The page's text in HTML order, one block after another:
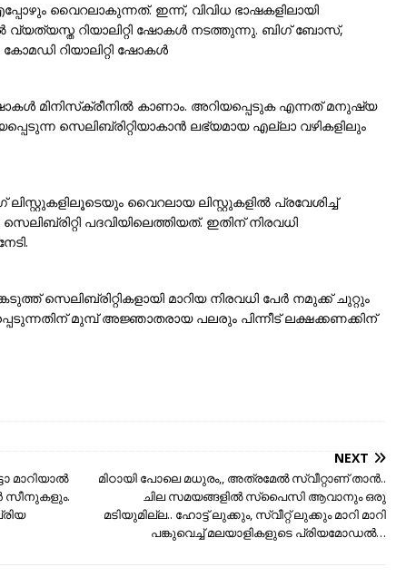
വൈറലാകുന്നത്. ഇന്ന്, വിവിധ ഭാഷകളിലായി
റിയാലിറ്റി ഷോകൾ നടത്തുന്നു. ബിഗ് ബോസ്,
റിയാലിറ്റി ഷോകൾ
ഷോകൾ മിനിസ്‌ക്രീനിൽ കാണാം. അറിയപ്പെടുക എന്നത് മനുഷ്യ
സെലിബ്രിറ്റിയാകാൻ ലഭ്യമായ എല്ലാ വഴികളിലും
വൈറലായ ലിസ്റ്റുകളിൽ പ്രവേശിച്ച്
പദവിയിലെത്തിയത്. ഇതിന് നിരവധി
സെലിബ്രിറ്റികളായി മാറിയ നിരവധി പേർ നമുക്ക് ചുറ്റും
മുമ്പ് അജ്ഞാതരായ പലരും പിന്നീട് ലക്ഷക്കണക്കിന്
മാറിയാല്‍
സീനുകളും.
NEXT
മിഠായി പോലെ മധുരം,, അത്രമേല്‍ സ്വീറ്റാണ് താന്‍..
ചില സമയങ്ങളില്‍ സ്പൈസി ആവാനും ഒരു
മടിയുമില്ല.. ഹോട്ട് ലുക്കും, സ്വീറ്റ് ലുക്കും മാറി മാറി
പങ്കുവെച്ച് മലയാളികളുടെ പ്രിയമോഡല്‍…